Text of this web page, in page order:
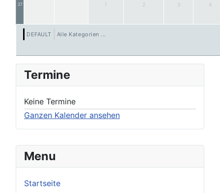
Menu
Startseite
27 1 2 3 4
DEFAULT Alle Kategorien ...
Termine
Keine Termine
Ganzen Kalender ansehen